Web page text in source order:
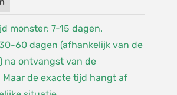
monster: 7-15 dagen.
60 dagen (afhankelijk van de
na ontvangst van de
de exacte tijd hangt af